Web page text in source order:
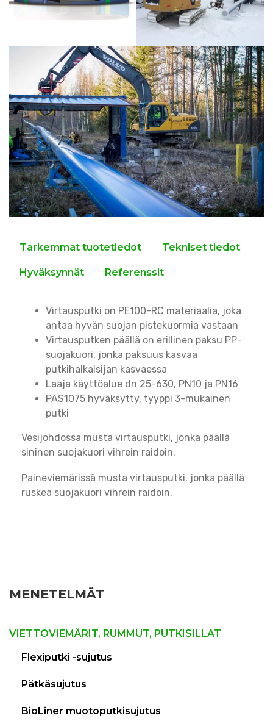
MENETELMÄT
VIETTOVIEMÄRIT, RUMMUT, PUTKISILLAT
Flexiputki -sujutus
Pätkäsujutus
BioLiner muotoputkisujutus
Tarkemmat tuotetiedot Tekniset tiedot
Hyväksynnät Referenssit
Virtausputki on PE100-RC materiaalia, joka
antaa hyvän suojan pistekuormia vastaan
Virtausputken päällä on erillinen paksu PP-
suojakuori, jonka paksuus kasvaa
putkihalkaisijan kasvaessa
Laaja käyttöalue dn 25-630, PN10 ja PN16
PAS1075 hyväksytty, tyyppi 3-mukainen
putki
Vesijohdossa musta virtausputki, jonka päällä
sininen suojakuori vihrein raidoin.
Paineviemärissä musta virtausputki. jonka päällä
ruskea suojakuori vihrein raidoin.